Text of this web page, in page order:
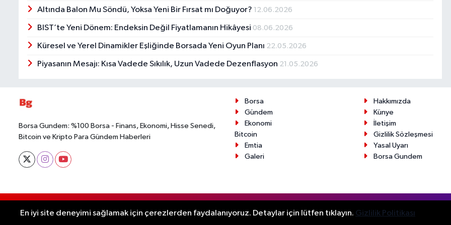
Altında Balon Mu Söndü, Yoksa Yeni Bir Fırsat mı Doğuyor? 12.06.2026
BIST’te Yeni Dönem: Endeksin Değil Fiyatlamanın Hikâyesi 08.06.2026
Küresel ve Yerel Dinamikler Eşliğinde Borsada Yeni Oyun Planı 22.05.2026
Piyasanın Mesajı: Kısa Vadede Sıkılık, Uzun Vadede Dezenflasyon 21.05.2026
Borsa Gundem: %100 Borsa - Finans, Ekonomi, Hisse Senedi,
Bitcoin ve Kripto Para Gündem Haberleri
Borsa
Hakkımızda
Gündem
Künye
Ekonomi
İletişim
Bitcoin
Gizlilik Sözleşmesi
Emtia
Yasal Uyarı
Galeri
Borsa Gundem
RSS Borsa Gundem - Copyright © 2025. Her hakkı saklıdır.
En iyi site deneyimi sağlamak için çerezlerden faydalanıyoruz. Detaylar için lütfen tıklayın. Gizlilik Politikası